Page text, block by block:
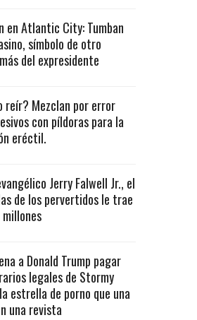
en Atlantic City: Tumban
símbolo de otro
del expresidente
reír? Mezclan por error
con píldoras para la
eréctil.
Jerry Falwell Jr., el
de los pervertidos le trae
a Donald Trump pagar
legales de Stormy
estrella de porno que una
una revista